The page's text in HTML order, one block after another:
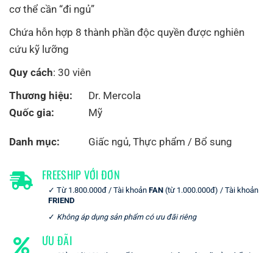
cơ thể cần “đi ngủ”
Chứa hỗn hợp 8 thành phần độc quyền được nghiên
cứu kỹ lưỡng
Quy cách: 30 viên
Thương hiệu:
Dr. Mercola
Quốc gia:
Mỹ
Danh mục: Giấc ngủ, Thực phẩm / Bổ sung
FREESHIP VỚI ĐƠN
Từ 1.800.000đ / Tài khoản FAN (từ 1.000.000đ) / Tài khoản
FRIEND
Không áp dụng sản phẩm có ưu đãi riêng
ƯU ĐÃI